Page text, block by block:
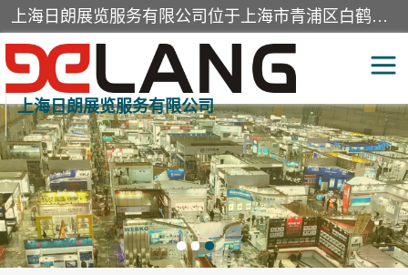
上海日朗展览服务有限公司位于上海市青浦区白鹤镇，营业范围有展览展示会务服务，室内装饰设计及施工，展示道具设计制作，舞台设计，图文设计，灯箱制作，园林绿化工程，广告装潢材料，建筑材料，办公用品，工艺礼品日用百货销售。
上海日朗展览服务有限公司
展台装修搭建 活动会议执行
展厅装修 专柜制作
展会装修设计 展会搭建